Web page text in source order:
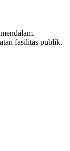
fasilitas publik.